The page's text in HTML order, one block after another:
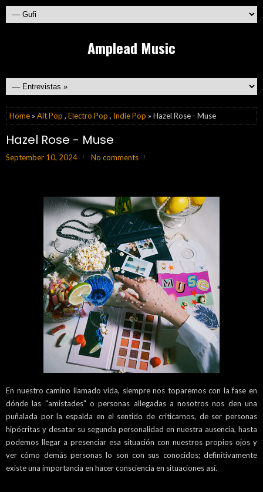
Amplead Music
Home » Alt Pop , Electro Pop , Indie Pop » Hazel Rose - Muse
Hazel Rose - Muse
September 10, 2024 No comments
En nuestro camino llamado vida, siempre nos toparemos con la fase en
dónde las "amistades" o personas allegadas a nosotros nos den una
puñalada por la espalda en el sentido de criticarnos, de ser personas
hipócritas y desatar su segunda personalidad en nuestra ausencia, hasta
podemos llegar a presenciar esa situación con nuestros propios ojos y
ver cómo demás personas lo son con sus conocidos; definitivamente
existe una importancia en hacer consciencia en situaciones así.